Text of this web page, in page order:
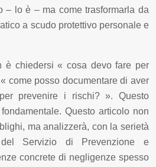
– lo è – ma come trasformarla da
a scudo protettivo personale e
è chiedersi « cosa devo fare per
come posso documentare di aver
prevenire i rischi? ». Questo
Questo articolo non
ma analizzerà, con la serietà
Servizio di Prevenzione e
concrete di negligenze spesso